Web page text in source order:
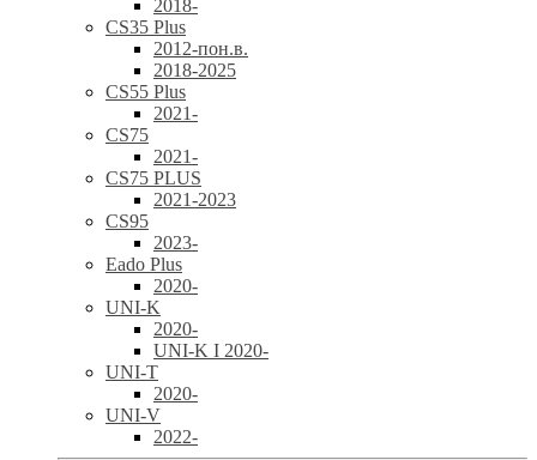
2018-
CS35 Plus
2012-пон.в.
2018-2025
CS55 Plus
2021-
CS75
2021-
CS75 PLUS
2021-2023
CS95
2023-
Eado Plus
2020-
UNI-K
2020-
UNI-K I 2020-
UNI-T
2020-
UNI-V
2022-